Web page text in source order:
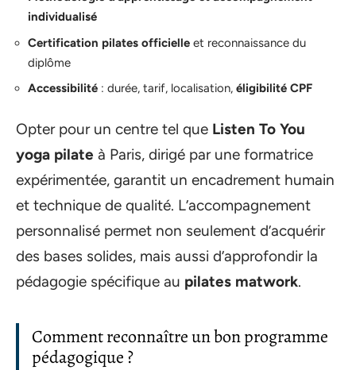
individualisé
Certification pilates officielle et reconnaissance du
diplôme
Accessibilité : durée, tarif, localisation, éligibilité CPF
Opter pour un centre tel que Listen To You
yoga pilate à Paris, dirigé par une formatrice
expérimentée, garantit un encadrement humain
et technique de qualité. L’accompagnement
personnalisé permet non seulement d’acquérir
des bases solides, mais aussi d’approfondir la
pédagogie spécifique au pilates matwork.
Comment reconnaître un bon programme
pédagogique ?